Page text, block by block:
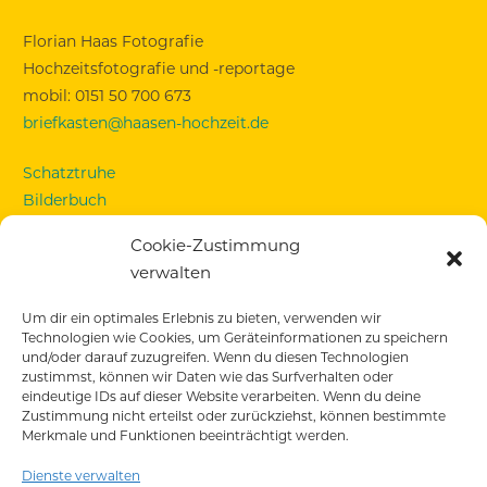
Cookie-Zustimmung
verwalten
Um dir ein optimales Erlebnis zu bieten, verwenden wir
Technologien wie Cookies, um Geräteinformationen zu speichern
und/oder darauf zuzugreifen. Wenn du diesen Technologien
zustimmst, können wir Daten wie das Surfverhalten oder
eindeutige IDs auf dieser Website verarbeiten. Wenn du deine
Zustimmung nicht erteilst oder zurückziehst, können bestimmte
Merkmale und Funktionen beeinträchtigt werden.
Dienste verwalten
Florian Haas Fotografie
Hochzeitsfotografie und -reportage
mobil: 0151 50 700 673
briefkasten@haasen-hochzeit.de
Schatztruhe
Bilderbuch
Standesamt Ruppertstraße
Eure Hochzeitsreportage
Empfehlungen
Pakete & Preise
Engagementshooting
Impressum
Datenschutz
Cookie-Richtlinie (EU)